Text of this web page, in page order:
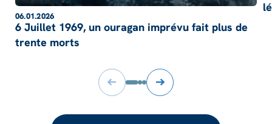
06.01.2026
6 Juillet 1969, un ouragan imprévu fait plus de
trente morts